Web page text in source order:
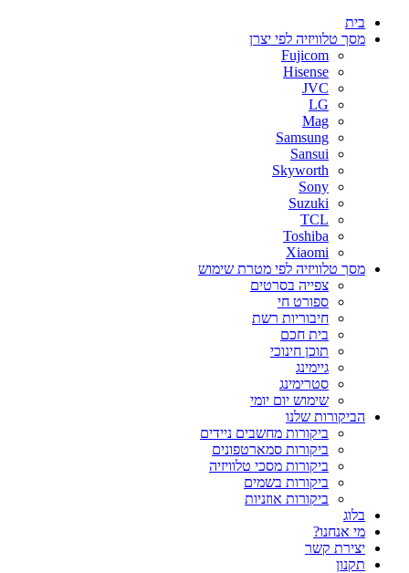
בית
מסך טלוויזיה לפי יצרן
Fujicom
Hisense
JVC
LG
Mag
Samsung
Sansui
Skyworth
Sony
Suzuki
TCL
Toshiba
Xiaomi
מסך טלוויזיה לפי מטרת שימוש
צפייה בסרטים
ספורט חי
חיבוריות רשת
בית חכם
תוכן חינוכי
גיימינג
סטרימינג
שימוש יום יומי
הביקורות שלנו
ביקורות מחשבים ניידים
ביקורות סמארטפונים
ביקורות מסכי טלוויזיה
ביקורות בשמים
ביקורות אוזניות
בלוג
מי אנחנו?
יצירת קשר
תקנון